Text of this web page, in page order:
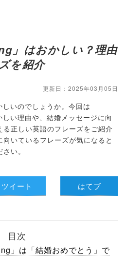
」はおかしい？理由
を紹介
更新日：2025年03月05日
いのでしょうか。今回は
い理由や、結婚メッセージに向
正しい英語のフレーズをご紹介
いているフレーズが気になると
い。
ツイート はてブ
目次
」は「結婚おめでとう」で